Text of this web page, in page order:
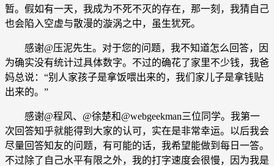
暂。假如有一天，我成为不死不灭的存在，那一刻，我猜自己
也会陷入空虚与散漫的漩涡之中，虽生犹死。
感谢@压泥先生。对于您的问题，我不知道怎么回答，因
为确实没有统计过具体数字。不过的确花了家里不少钱，我爸
妈总说：“别人家孩子是拿饭喂出来的，我们家儿子是拿钱贴
出来的。”
感谢@程风、@徐楚和@webgeekman三位同学。我第一
次回答知乎就能得到大家的认可，实在是非常幸运。以后我会
尽量回答知友的问题，有可能的话，我希望能做到每日一答。
不过除了自己水平有限之外，我的打字速度会很慢，因为我是